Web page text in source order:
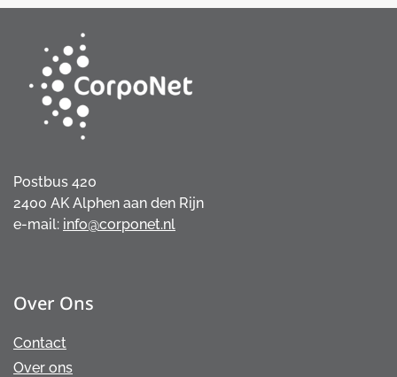
Postbus 420
2400 AK Alphen aan den Rijn
e-mail: info@corponet.nl
Over Ons
Contact
Over ons